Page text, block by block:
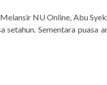
NU Online, Abu
Sementara puasa